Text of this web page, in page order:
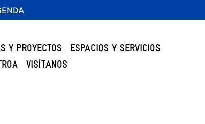
Y PROYECTOS
ESPACIOS Y SERVICIOS
VISÍTANOS